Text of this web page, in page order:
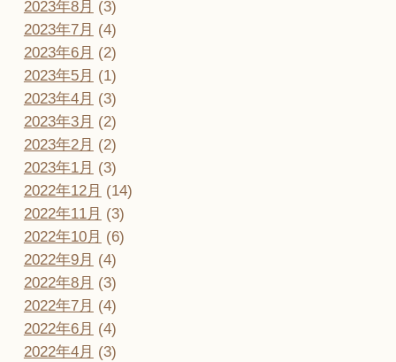
2023年8月 (3)
2023年7月 (4)
2023年6月 (2)
2023年5月 (1)
2023年4月 (3)
2023年3月 (2)
2023年2月 (2)
2023年1月 (3)
2022年12月 (14)
2022年11月 (3)
2022年10月 (6)
2022年9月 (4)
2022年8月 (3)
2022年7月 (4)
2022年6月 (4)
2022年4月 (3)